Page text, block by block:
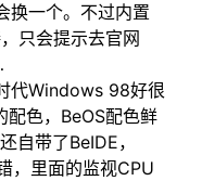
换一个。不过内置
只会提示去官网
代Windows 98好很
色，BeOS配色鲜
自带了BeIDE，
，里面的监视CPU